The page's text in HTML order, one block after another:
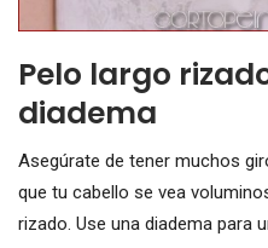
Pelo largo
diadema
Asegúrate de tener muchos
que tu cabello se vea
rizado. Use una diadema para